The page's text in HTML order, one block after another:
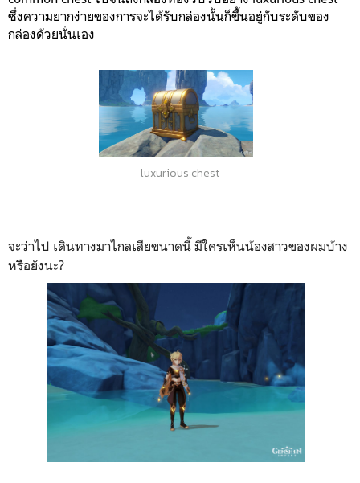
ซึ่งความยากง่ายของการจะได้รับกล่องนั้นก็ขึ้นอยู่กับระดับของ
กล่องด้วยนั่นเอง
luxurious chest
จะว่าไป เดินทางมาไกลเสียขนาดนี้ มีใครเห็นน้องสาวของผมบ้าง
หรืิอยังนะ?